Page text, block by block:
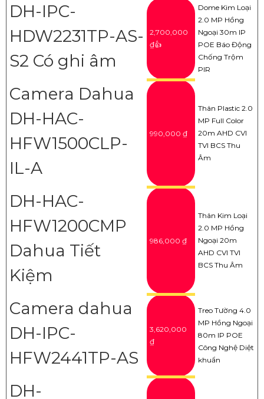
DH-IPC-
HDW2231TP-AS-
S2 Có ghi âm
2,700,000
₫👍
Dome Kim Loại
2.0 MP Hồng
Ngoại 30m IP
POE Báo Động
Chống Trộm
PIR
Camera Dahua
DH-HAC-
HFW1500CLP-
IL-A
990,000 ₫
Thân Plastic 2.0
MP Full Color
20m AHD CVI
TVI BCS Thu
Âm
DH-HAC-
HFW1200CMP
Dahua Tiết
Kiệm
986,000 ₫
Thân Kim Loại
2.0 MP Hồng
Ngoại 20m
AHD CVI TVI
BCS Thu Âm
Camera dahua
DH-IPC-
HFW2441TP-AS
3,620,000
₫
Treo Tường 4.0
MP Hồng Ngoại
80m IP POE
Công Nghệ Diệt
khuẩn
DH-